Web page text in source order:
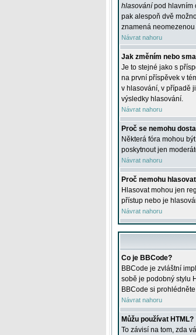
hlasování pod hlavním
pak alespoň dvě
znamená
Návrat nahoru
Jak změním nebo
Je to stejné jako s
na první příspěvek v
v hlasování, v případě
výsledky hlasování.
Návrat nahoru
Proč se nemohu
Některá fóra mohou
poskytnout jen
Návrat nahoru
Proč nemohu
Hlasovat mohou jen
přístup nebo je
Návrat nahoru
Co je BBCode?
BBCode je zvláštní
sobě je podobný stylu
BBCode si
Návrat nahoru
Můžu používat HTML?
To závisí na tom, zda